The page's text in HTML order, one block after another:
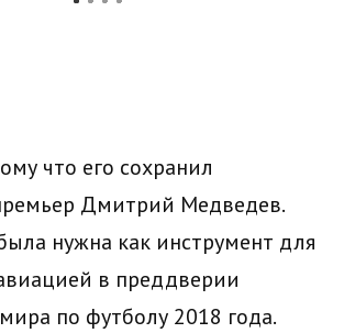
что его сохранил
Дмитрий Медведев.
нужна как инструмент для
в преддверии
по футболу 2018 года.